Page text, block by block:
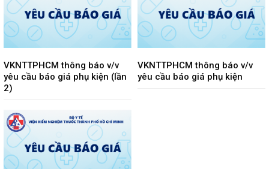
VKNTTPHCM thông báo v/v
yêu cầu báo giá phụ kiện (lần
2)
VKNTTPHCM thông báo v/v
yêu cầu báo giá phụ kiện